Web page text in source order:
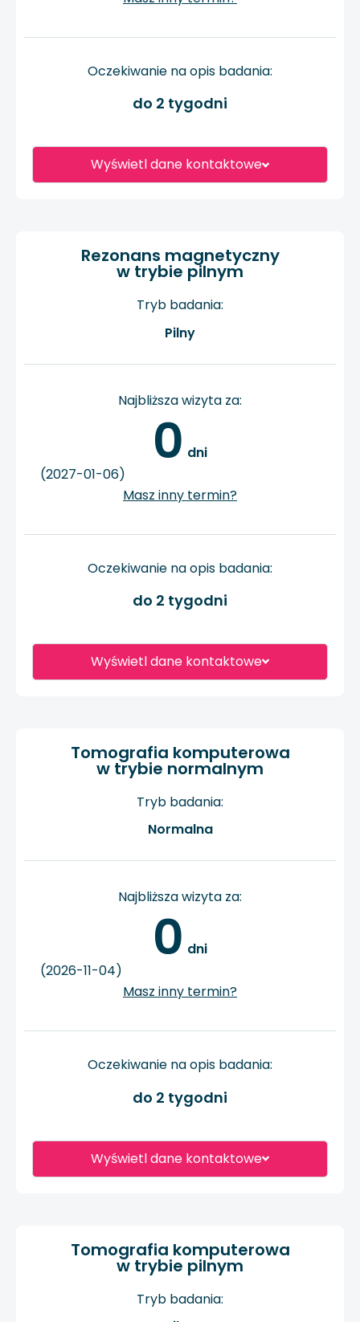
Wyświetl dane kontaktowe
Oczekiwanie na opis badania:
do 2 tygodni
Wyświetl dane kontaktowe
Rezonans magnetyczny
w trybie pilnym
Tryb badania:
Pilny
Najbliższa wizyta za:
0 dni
(2027-01-06)
Masz inny termin?
Oczekiwanie na opis badania:
do 2 tygodni
Wyświetl dane kontaktowe
Tomografia komputerowa
w trybie normalnym
Tryb badania:
Normalna
Najbliższa wizyta za:
0 dni
(2026-11-04)
Masz inny termin?
Oczekiwanie na opis badania:
do 2 tygodni
Tomografia komputerowa
w trybie pilnym
Tryb badania: